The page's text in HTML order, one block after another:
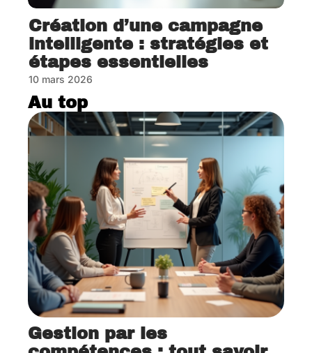
Création d’une campagne
intelligente : stratégies et
étapes essentielles
10 mars 2026
Au top
Gestion par les